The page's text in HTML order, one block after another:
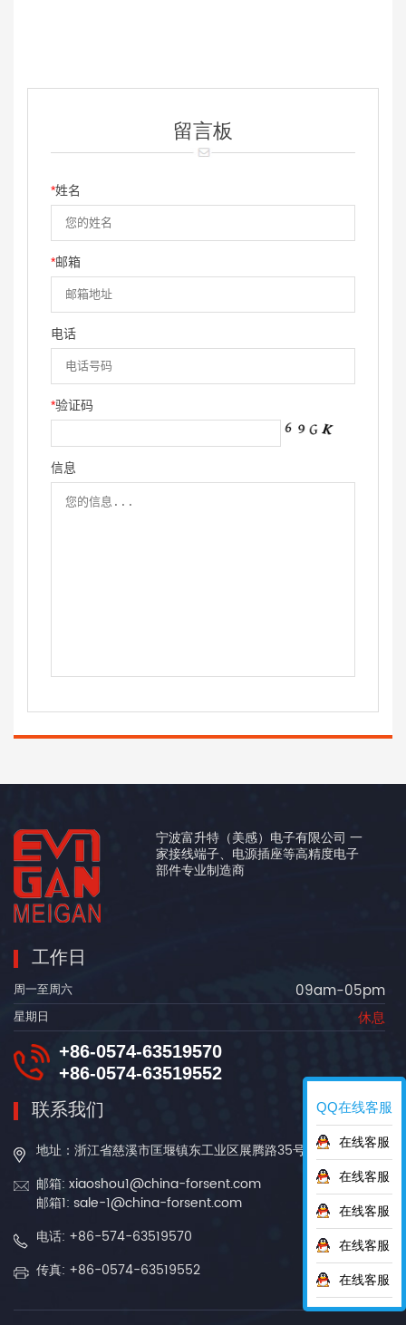
留言板
*姓名
*邮箱
电话
*验证码
信息
QQ在线客服
在线客服
在线客服
在线客服
在线客服
在线客服
宁波富升特（美感）电子有限公司 一
家接线端子、电源插座等高精度电子
部件专业制造商
工作日
周一至周六 09am-05pm
星期日 休息
+86-0574-63519570
+86-0574-63519552
联系我们
地址：浙江省慈溪市匡堰镇东工业区展腾路35号
邮箱: xiaoshou1@china-forsent.com
邮箱1: sale-1@china-forsent.com
电话: +86-574-63519570
传真: +86-0574-63519552